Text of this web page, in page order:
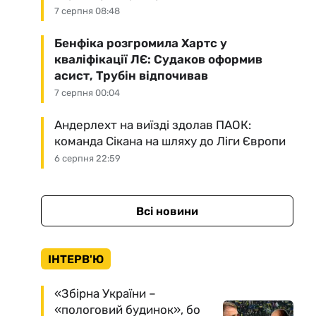
7 серпня 08:48
7 серпня 00:04
Бенфіка розгромила Хартс у
кваліфікації ЛЄ: Судаков оформив
асист, Трубін відпочивав
6 серпня 22:59
Андерлехт на виїзді здолав ПАОК:
команда Сікана на шляху до Ліги Європи
Всі новини
ІНТЕРВ'Ю
«Збірна України –
«пологовий будинок», бо